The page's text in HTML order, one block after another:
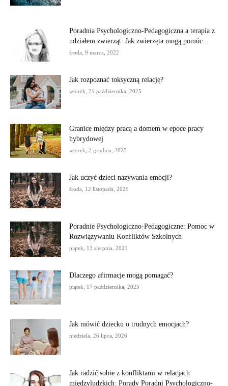
Poradnia Psychologiczno-Pedagogiczna a terapia z
udziałem zwierząt: Jak zwierzęta mogą pomóc...
środa, 9 marca, 2022
Jak rozpoznać toksyczną relację?
wtorek, 21 października, 2025
Granice między pracą a domem w epoce pracy
hybrydowej
wtorek, 2 grudnia, 2025
Jak uczyć dzieci nazywania emocji?
środa, 12 listopada, 2025
Poradnie Psychologiczno-Pedagogiczne: Pomoc w
Rozwiązywaniu Konfliktów Szkolnych
piątek, 13 sierpnia, 2021
Dlaczego afirmacje mogą pomagać?
piątek, 17 października, 2025
Jak mówić dziecku o trudnych emocjach?
niedziela, 26 lipca, 2026
Jak radzić sobie z konfliktami w relacjach
międzyludzkich: Porady Poradni Psychologiczno-